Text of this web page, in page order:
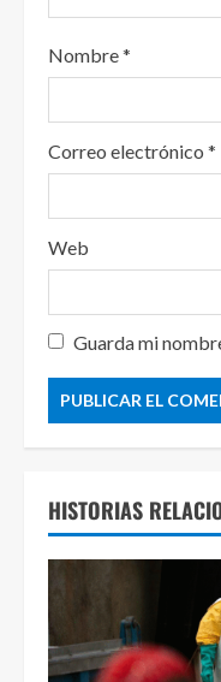
Nombre*
Correo electrónico *
Web
Guarda mi
HISTORIAS